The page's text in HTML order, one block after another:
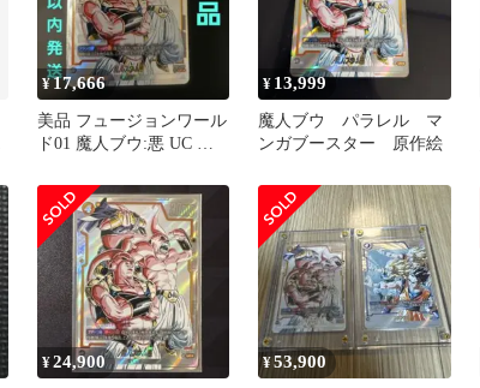
¥17,666
美品 フュージョンワール
ド01 魔人ブウ:悪 UC パ
¥ 13,999
魔人ブウ パラレル マ
ンガブースター 原作絵
¥24,900 ¥53,900